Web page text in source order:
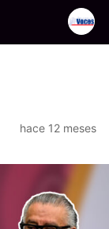
hace 12 meses